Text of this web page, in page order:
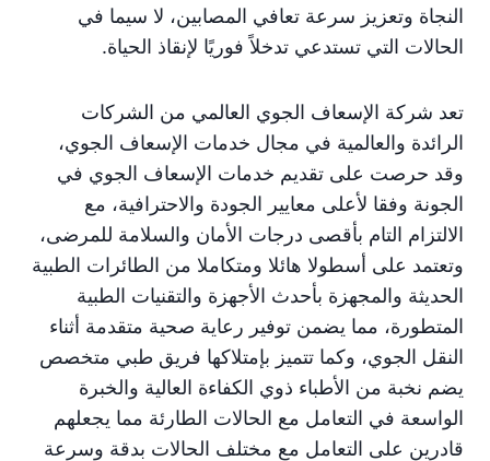
النجاة وتعزيز سرعة تعافي المصابين، لا سيما في
الحالات التي تستدعي تدخلاً فوريًا لإنقاذ الحياة.
تعد شركة الإسعاف الجوي العالمي من الشركات
الرائدة والعالمية في مجال خدمات الإسعاف الجوي،
وقد حرصت على تقديم خدمات الإسعاف الجوي في
الجونة وفقا لأعلى معايير الجودة والاحترافية، مع
الالتزام التام بأقصى درجات الأمان والسلامة للمرضى،
وتعتمد على أسطولا هائلا ومتكاملا من الطائرات الطبية
الحديثة والمجهزة بأحدث الأجهزة والتقنيات الطبية
المتطورة، مما يضمن توفير رعاية صحية متقدمة أثناء
النقل الجوي، وكما تتميز بإمتلاكها فريق طبي متخصص
يضم نخبة من الأطباء ذوي الكفاءة العالية والخبرة
الواسعة في التعامل مع الحالات الطارئة مما يجعلهم
قادرين على التعامل مع مختلف الحالات بدقة وسرعة